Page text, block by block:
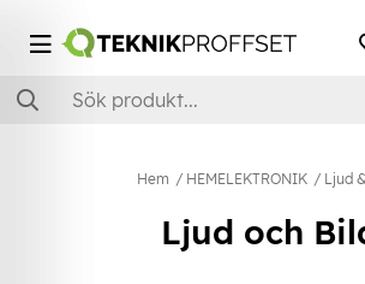
Hem HEMELEKTRONIK Ljud
Ljud och